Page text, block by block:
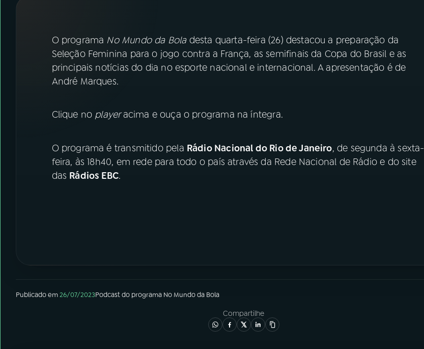
Instagram X
O programa No Mundo da Boladesta quarta-feira (26) destacou a preparação da
Seleção Feminina para o jogo contra a França, as semifinais da Copa do Brasil e as
principais notícias do dia no esporte nacional e internacional. A apresentação é de
André Marques.
Clique no playeracima e ouça o programa na íntegra.
O programa é transmitido pela Rádio Nacional do Rio de Janeiro, de segunda à sexta-
feira, às 18h40, em rede para todo o país através da Rede Nacional de Rádio e do site
das Rádios EBC.
Publicado em26/07/2023Podcastdo programa No Mundo da Bola
Compartilhe